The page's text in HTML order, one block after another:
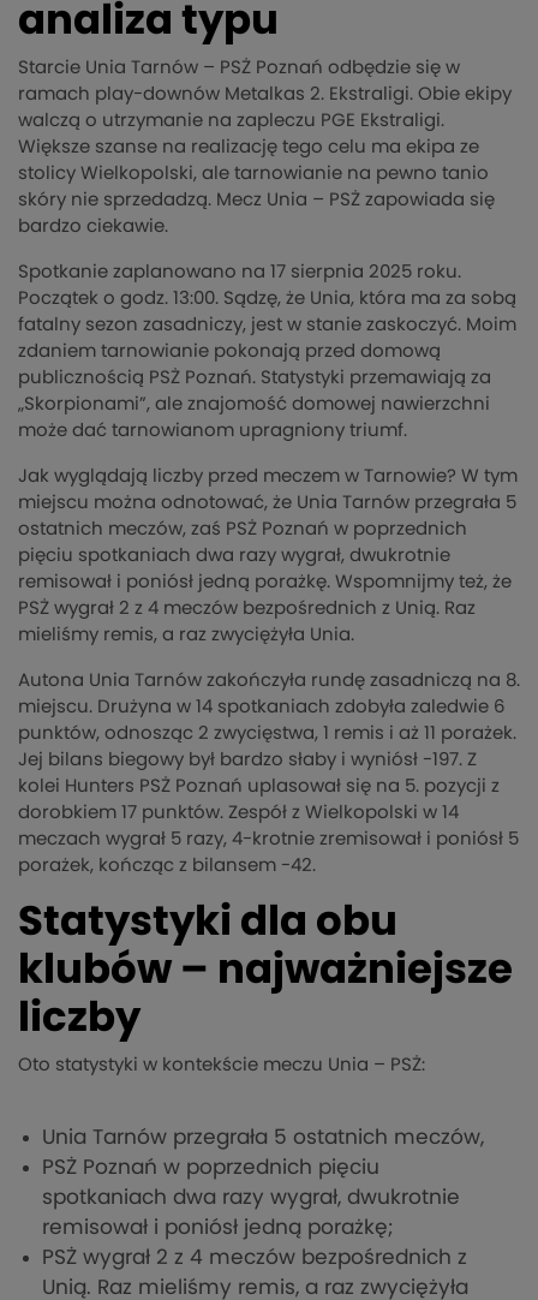
analiza typu
Starcie Unia Tarnów – PSŻ Poznań odbędzie się w
ramach play-downów Metalkas 2. Ekstraligi. Obie ekipy
walczą o utrzymanie na zapleczu PGE Ekstraligi.
Większe szanse na realizację tego celu ma ekipa ze
stolicy Wielkopolski, ale tarnowianie na pewno tanio
skóry nie sprzedadzą. Mecz Unia – PSŻ zapowiada się
bardzo ciekawie.
Spotkanie zaplanowano na 17 sierpnia 2025 roku.
Początek o godz. 13:00. Sądzę, że Unia, która ma za sobą
fatalny sezon zasadniczy, jest w stanie zaskoczyć. Moim
zdaniem tarnowianie pokonają przed domową
publicznością PSŻ Poznań. Statystyki przemawiają za
„Skorpionami”, ale znajomość domowej nawierzchni
może dać tarnowianom upragniony triumf.
Jak wyglądają liczby przed meczem w Tarnowie? W tym
miejscu można odnotować, że Unia Tarnów przegrała 5
ostatnich meczów, zaś PSŻ Poznań w poprzednich
pięciu spotkaniach dwa razy wygrał, dwukrotnie
remisował i poniósł jedną porażkę. Wspomnijmy też, że
PSŻ wygrał 2 z 4 meczów bezpośrednich z Unią. Raz
mieliśmy remis, a raz zwyciężyła Unia.
Autona Unia Tarnów zakończyła rundę zasadniczą na 8.
miejscu. Drużyna w 14 spotkaniach zdobyła zaledwie 6
punktów, odnosząc 2 zwycięstwa, 1 remis i aż 11 porażek.
Jej bilans biegowy był bardzo słaby i wyniósł -197. Z
kolei Hunters PSŻ Poznań uplasował się na 5. pozycji z
dorobkiem 17 punktów. Zespół z Wielkopolski w 14
meczach wygrał 5 razy, 4-krotnie zremisował i poniósł 5
porażek, kończąc z bilansem -42.
Statystyki dla obu
klubów – najważniejsze
liczby
Oto statystyki w kontekście meczu Unia – PSŻ:
Unia Tarnów przegrała 5 ostatnich meczów,
PSŻ Poznań w poprzednich pięciu
spotkaniach dwa razy wygrał, dwukrotnie
remisował i poniósł jedną porażkę;
PSŻ wygrał 2 z 4 meczów bezpośrednich z
Unią. Raz mieliśmy remis, a raz zwyciężyła